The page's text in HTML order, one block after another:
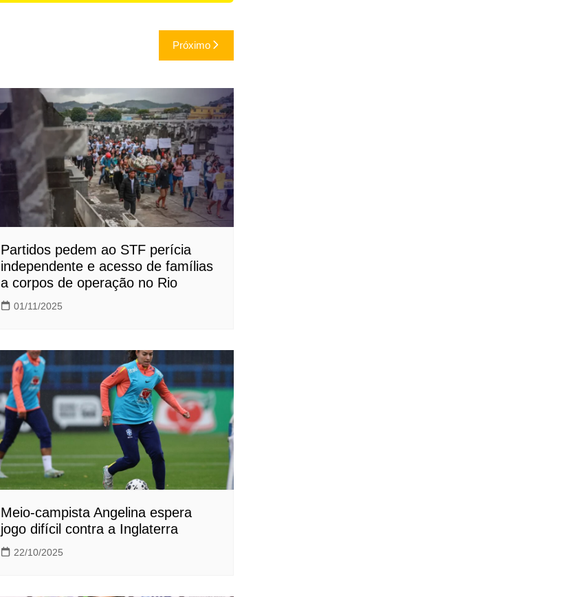
Próximo
Partidos pedem ao STF perícia
independente e acesso de famílias
a corpos de operação no Rio
01/11/2025
Meio-campista Angelina espera
jogo difícil contra a Inglaterra
22/10/2025